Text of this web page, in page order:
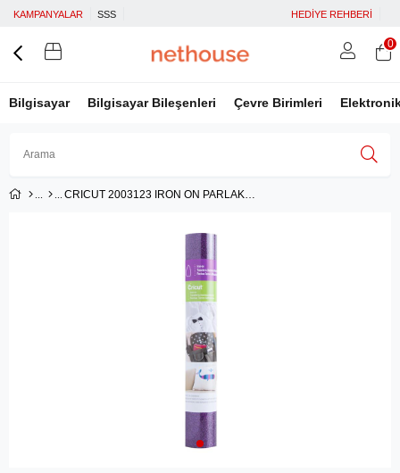
KAMPANYALAR SSS HEDİYE REHBERİ
Bilgisayar Bilgisayar Bileşenleri Çevre Birimleri
0
CRICUT 2003123 IRON ON PARLAK KOYU MOR